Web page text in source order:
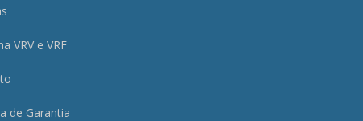
VRV e VRF
de Garantia